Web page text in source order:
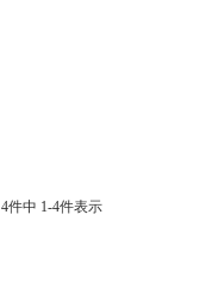
4件中 1-4件表示